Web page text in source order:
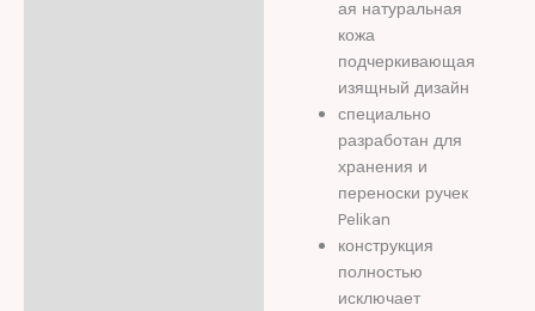
ая натуральная
кожа
подчеркивающая
изящный дизайн
специально
разработан для
хранения и
переноски ручек
Pelikan
конструкция
полностью
исключает